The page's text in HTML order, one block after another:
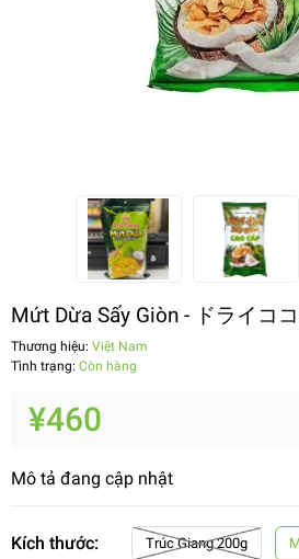
Mứt Dừa Sấy Giòn - ドライコ
Thương hiệu: Việt Nam
Tình trạng: Còn hàng
¥460
Mô tả đang cập nhật
Kích thước: Trúc Giang 200g